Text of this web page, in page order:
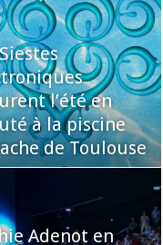
l’été en
à la piscine
de Toulouse
Adenot en